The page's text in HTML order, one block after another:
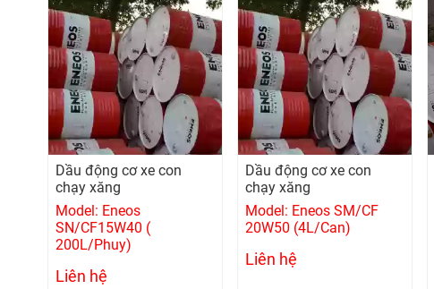
Dầu động cơ xe con
chạy xăng
Model: Eneos
SN/CF15W40 (
200L/Phuy)
Liên hệ
Dầu động cơ xe con
chạy xăng
Model: Eneos SM/CF
20W50 (4L/Can)
Liên hệ